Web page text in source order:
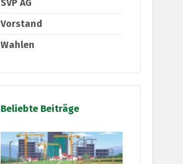
SVP AG
Vorstand
Wahlen
Beliebte Beiträge